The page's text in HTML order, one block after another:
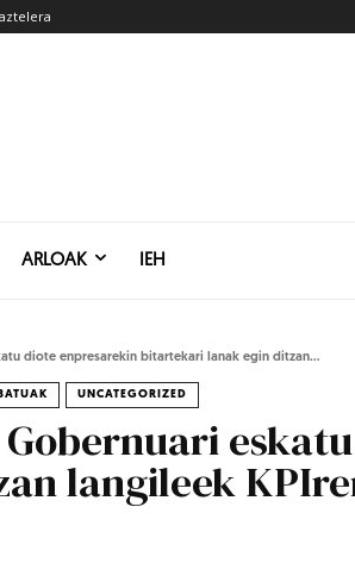
ARLOAK IEH
diote enpresarekin bitartekari lanak egin ditzan...
UNCATEGORIZED
langileek